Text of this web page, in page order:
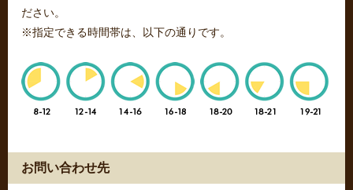
ださい。
※指定できる時間帯は、以下の通りです。
お問い合わせ先